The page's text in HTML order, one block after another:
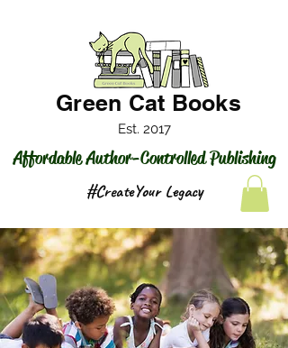
Affordable Author-Controlled Publishing
Green Cat Books
Est. 2017
#CreateYour Legacy